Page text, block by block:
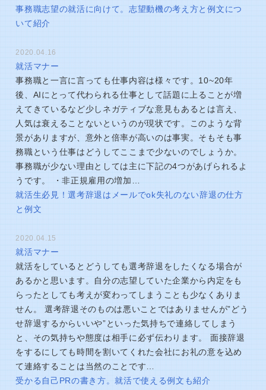
事務職志望の就活に向けて。志望動機の考え方と例文につ
いて紹介
2020.04.16
就活マナー
事務職と一言に言っても仕事内容は様々です。10~20年
後、AIにとって代わられる仕事として話題に上ることが増
えてきているなど少しネガティブな意見もあるとは言え、
人気は衰えることないというのが現状です。このような背
景がありますが、意外と倍率が高いのは事実。そもそも事
務職という仕事はどうしてここまで少ないのでしょうか。
事務職が少ない理由としては主に下記の4つがあげられるよ
うです。 ・非正規雇用の増加…
就活生必見！選考辞退はメールでok失礼のない辞退の仕方
と例文
2020.04.15
就活マナー
就活をしているとどうしても選考辞退をしたくなる場合が
あるかと思います。自分の志望していた企業から内定をも
らったとしても考えが変わってしまうことも少なくありま
せん。 選考辞退そのものは悪いことではありませんが”どう
せ辞退するからいいや”といった気持ちで連絡してしまう
と、その気持ちや態度は相手に必ず伝わります。 面接辞退
をするにしても時間を割いてくれた会社にお礼の意を込め
て連絡することは当然のことです…
受かる自己PRの書き方。就活で使える例文も紹介